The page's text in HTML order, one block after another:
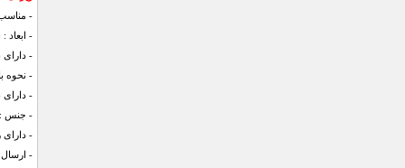
-
- ابعاد : 5.5 در 3 در 1 سانتی متر
- دارای
- نحوه
-
- جنس :
- دارای
-